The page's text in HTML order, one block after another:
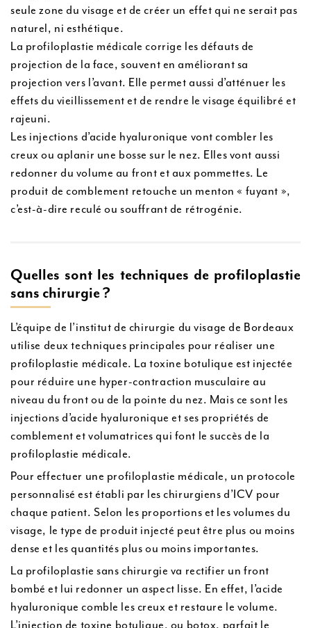
seule zone du visage et de créer un effet qui ne serait pas
naturel, ni esthétique.
La profiloplastie médicale corrige les défauts de
projection de la face, souvent en améliorant sa
projection vers l’avant. Elle permet aussi d’atténuer les
effets du vieillissement et de rendre le visage équilibré et
rajeuni.
Les injections d’acide hyaluronique vont combler les
creux ou aplanir une bosse sur le nez. Elles vont aussi
redonner du volume au front et aux pommettes. Le
produit de comblement retouche un menton « fuyant »,
c’est-à-dire reculé ou souffrant de rétrogénie.
Quelles sont les techniques de profiloplastie
sans chirurgie ?
L’équipe de l’institut de chirurgie du visage de Bordeaux
utilise deux techniques principales pour réaliser une
profiloplastie médicale. La toxine botulique est injectée
pour réduire une hyper-contraction musculaire au
niveau du front ou de la pointe du nez. Mais ce sont les
injections d’acide hyaluronique et ses propriétés de
comblement et volumatrices qui font le succès de la
profiloplastie médicale.
Pour effectuer une profiloplastie médicale, un protocole
personnalisé est établi par les chirurgiens d’ICV pour
chaque patient. Selon les proportions et les volumes du
visage, le type de produit injecté peut être plus ou moins
dense et les quantités plus ou moins importantes.
La profiloplastie sans chirurgie va rectifier un front
bombé et lui redonner un aspect lisse. En effet, l’acide
hyaluronique comble les creux et restaure le volume.
L’injection de toxine botulique, ou botox, parfait le